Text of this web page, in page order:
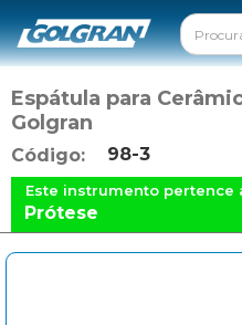
Espátula para
Golgran
Código: 98-3
Este instrumento pertence
Prótese